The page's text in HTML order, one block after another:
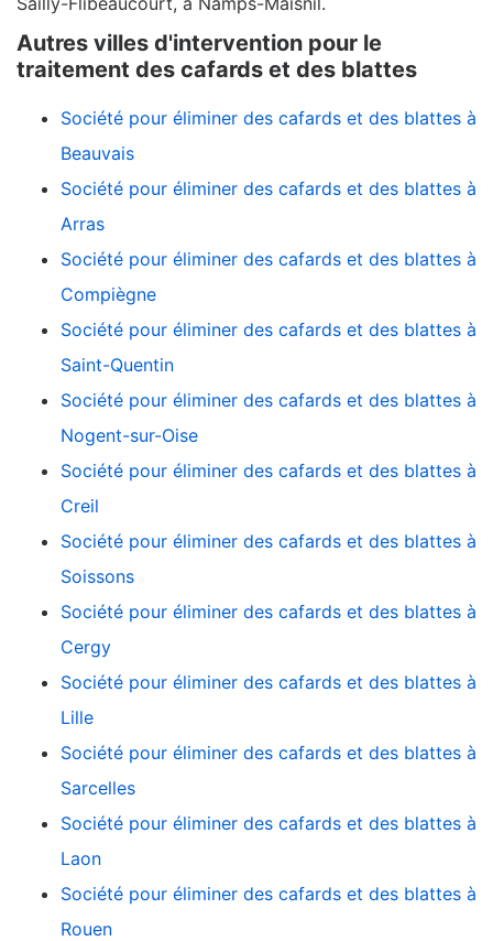
Autres villes d'intervention pour le
traitement des cafards et des blattes
Société pour éliminer des cafards et des blattes à
Beauvais
Société pour éliminer des cafards et des blattes à
Arras
Société pour éliminer des cafards et des blattes à
Compiègne
Société pour éliminer des cafards et des blattes à
Saint-Quentin
Société pour éliminer des cafards et des blattes à
Nogent-sur-Oise
Société pour éliminer des cafards et des blattes à
Creil
Société pour éliminer des cafards et des blattes à
Soissons
Société pour éliminer des cafards et des blattes à
Cergy
Société pour éliminer des cafards et des blattes à
Lille
Société pour éliminer des cafards et des blattes à
Sarcelles
Société pour éliminer des cafards et des blattes à
Laon
Société pour éliminer des cafards et des blattes à
Rouen